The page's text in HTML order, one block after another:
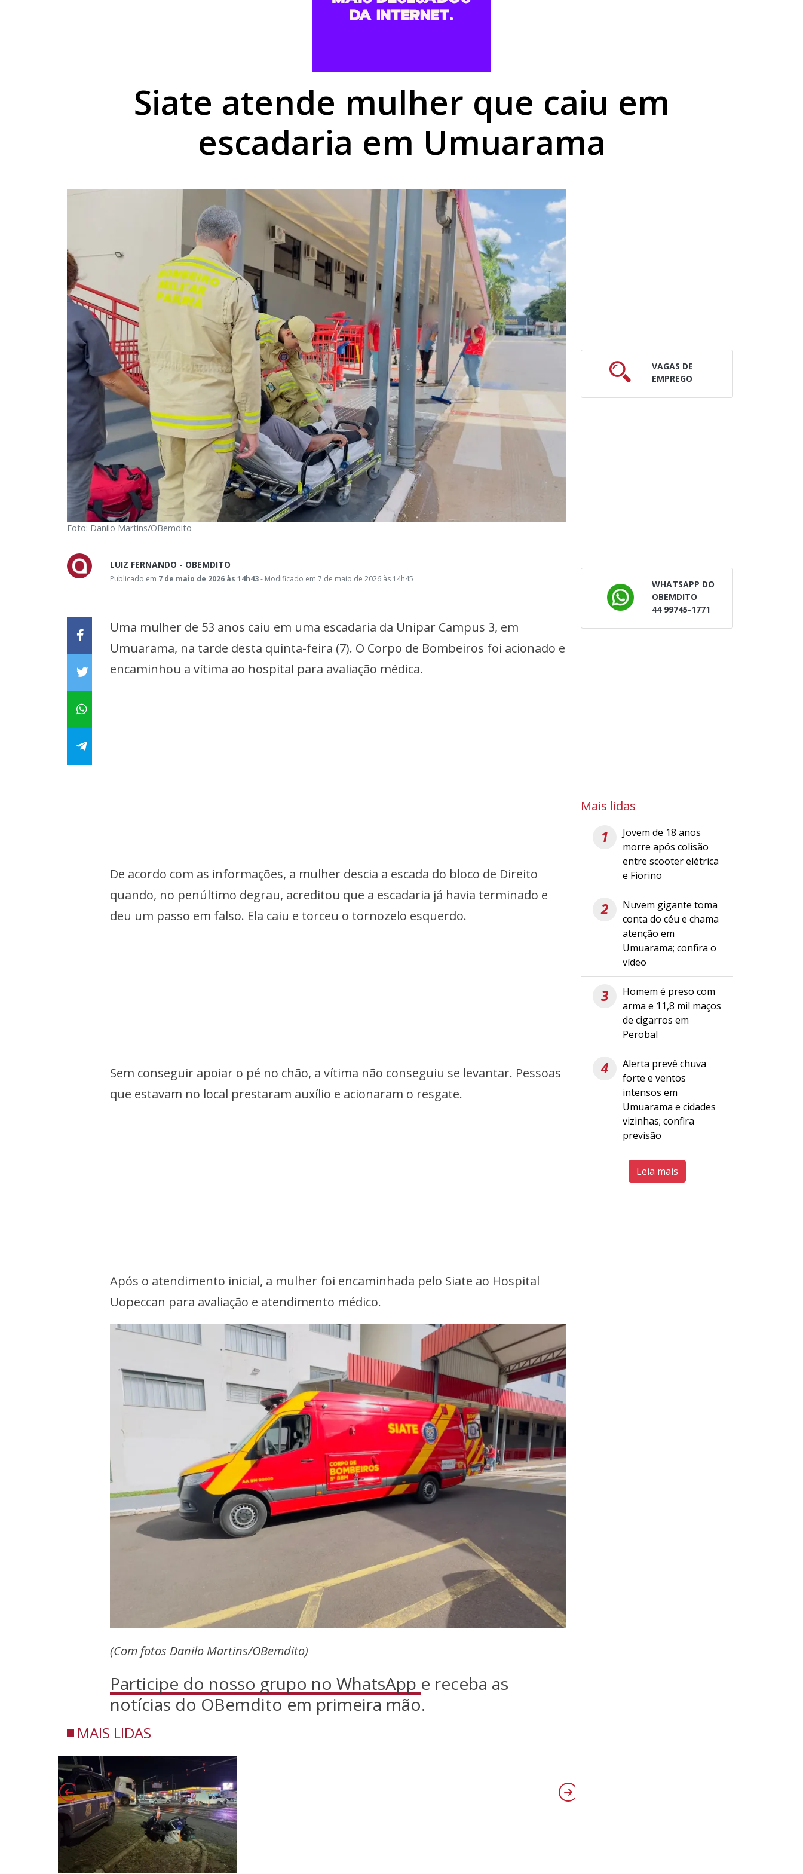
Projeto do TechnoPark garante reconhecimento estadual a Umuarama
Siate atende mulher que caiu em
escadaria em Umuarama
Foto: Danilo Martins/OBemdito
LUIZ FERNANDO - OBEMDITO
Publicado em 7 de maio de 2026 às 14h43- Modificado em 7 de maio de 2026 às 14h45
Uma mulher de 53 anos caiu em uma escadaria da Unipar Campus 3, em
Umuarama, na tarde desta quinta-feira (7). O Corpo de Bombeiros foi acionado e
encaminhou a vítima ao hospital para avaliação médica.
De acordo com as informações, a mulher descia a escada do bloco de Direito
quando, no penúltimo degrau, acreditou que a escadaria já havia terminado e
deu um passo em falso. Ela caiu e torceu o tornozelo esquerdo.
Sem conseguir apoiar o pé no chão, a vítima não conseguiu se levantar. Pessoas
que estavam no local prestaram auxílio e acionaram o resgate.
Após o atendimento inicial, a mulher foi encaminhada pelo Siate ao Hospital
Uopeccan para avaliação e atendimento médico.
(Com fotos Danilo Martins/OBemdito)
Participe do nosso grupo no WhatsApp e receba as
notícias do OBemdito em primeira mão.
MAIS LIDAS
VAGAS DE
EMPREGO
WHATSAPP DO
OBEMDITO
44 99745-1771
Mais lidas
1
Jovem de 18 anos
morre após colisão
entre scooter elétrica
e Fiorino
2
Nuvem gigante toma
conta do céu e chama
atenção em
Umuarama; confira o
vídeo
3
Homem é preso com
arma e 11,8 mil maços
de cigarros em
Perobal
4
Alerta prevê chuva
forte e ventos
intensos em
Umuarama e cidades
vizinhas; confira
previsão
Leia mais